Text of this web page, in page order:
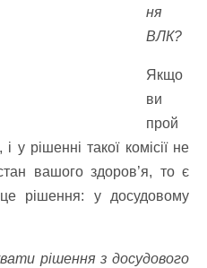
ня
ВЛК?
Якщо
ви
прой
рішенні такої комісії не
вашого здоров’я, то є
рішення: у досудовому
рішення з досудового